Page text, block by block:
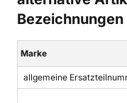
Bezeichnungen
Marke
allgemeine